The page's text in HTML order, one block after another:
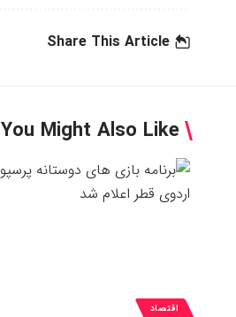
Share This Article
You Might Also Like
اقتصاد